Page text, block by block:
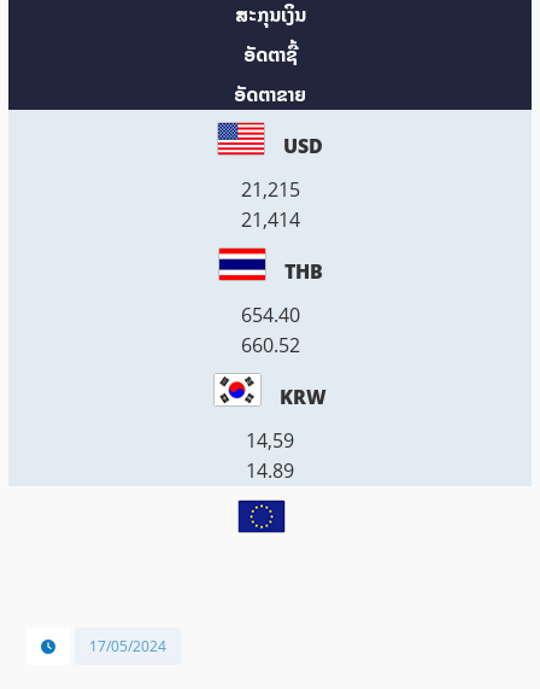
ສະກຸນເງິນ
ອັດຕາຊື້
ອັດຕາຂາຍ
USD
21,215
21,414
THB
654.40
660.52
KRW
14,59
14.89
17/05/2024